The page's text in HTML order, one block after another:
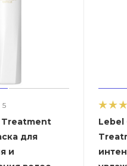
5
Treatment
для
и
Lebel
Treatment -